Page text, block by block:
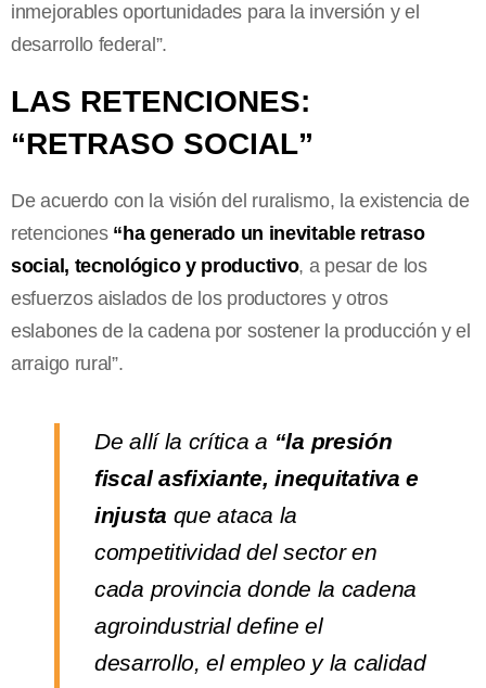
inmejorables oportunidades para la inversión y el
desarrollo federal”.
LAS RETENCIONES:
“RETRASO SOCIAL”
De acuerdo con la visión del ruralismo, la existencia de
retenciones “ha generado un inevitable retraso
social, tecnológico y productivo, a pesar de los
esfuerzos aislados de los productores y otros
eslabones de la cadena por sostener la producción y el
arraigo rural”.
De allí la crítica a “la presión
fiscal asfixiante, inequitativa e
injusta que ataca la
competitividad del sector en
cada provincia donde la cadena
agroindustrial define el
desarrollo, el empleo y la calidad